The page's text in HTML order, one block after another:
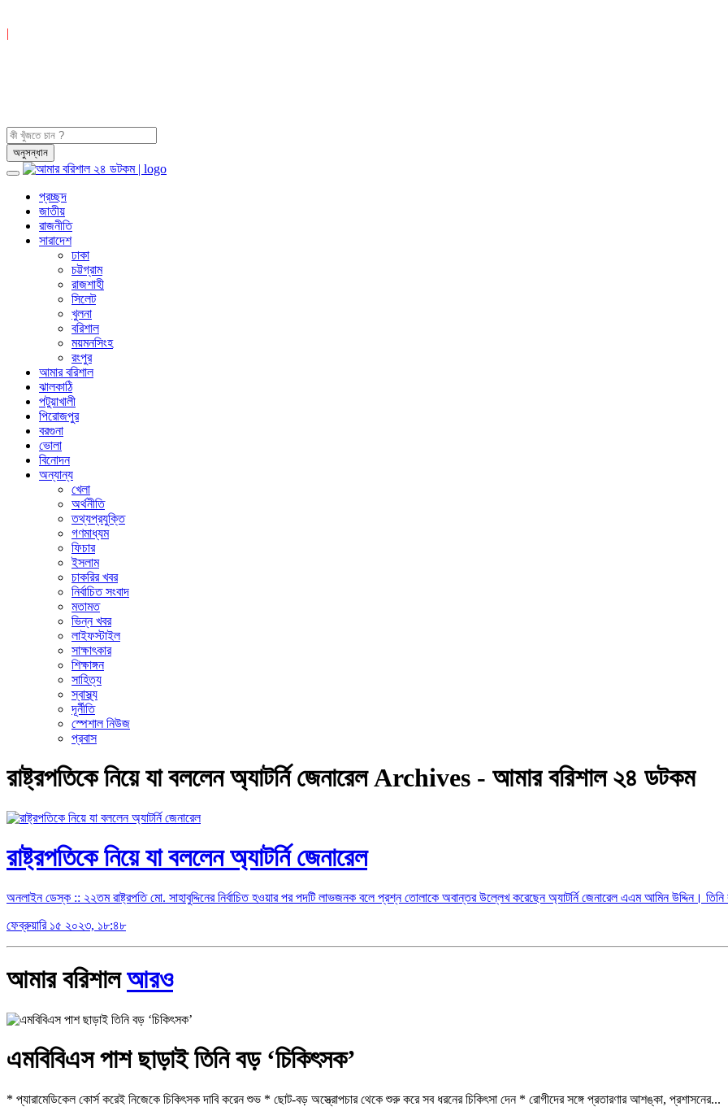
|
প্রচ্ছদ
জাতীয়
রাজনীতি
সারাদেশ
ঢাকা
চট্টগ্রাম
রাজশাহী
সিলেট
খুলনা
বরিশাল
ময়মনসিংহ
রংপুর
আমার বরিশাল
ঝালকাঠি
পটুয়াখালী
পিরোজপুর
বরগুনা
ভোলা
বিনোদন
অন্যান্য
খেলা
অর্থনীতি
তথ্যপ্রযুক্তি
গণমাধ্যম
ফিচার
ইসলাম
চাকরির খবর
নির্বাচিত সংবাদ
মতামত
ভিন্ন খবর
লাইফস্টাইল
সাক্ষাৎকার
শিক্ষাঙ্গন
সাহিত্য
স্বাস্থ্য
দূর্নীতি
স্পেশাল নিউজ
প্রবাস
রাষ্ট্রপতিকে নিয়ে যা বললেন অ্যাটর্নি জেনারেল Archives - আমার বরিশাল ২৪ ডটকম
রাষ্ট্রপতিকে নিয়ে যা বললেন অ্যাটর্নি জেনারেল
অনলাইন ডেস্ক :: ২২তম রাষ্ট্রপতি মো. সাহাবুদ্দিনের নির্বাচিত হওয়ার পর পদটি লাভজনক বলে প্রশ্ন তোলাকে অবান্তর উল্লে­খ করেছেন অ্যাটর্নি জেনারেল এএম আমিন উদ্দিন।
ফেব্রুয়ারি ১৫ ২০২৩, ১৮:৪৮
আমার বরিশালআরও
এমবিবিএস পাশ ছাড়াই তিনি বড় ‘চিকিৎসক’
* প্যারামেডিকেল কোর্স করেই নিজেকে চিকিৎসক দাবি করেন শুভ * ছোট-বড় অস্ত্রোপচার থেকে শুরু করে সব ধরনের চিকিৎসা দেন * রোগীদের সঙ্গে প্রতারণার আশঙ্কা, প্রশাসনের...